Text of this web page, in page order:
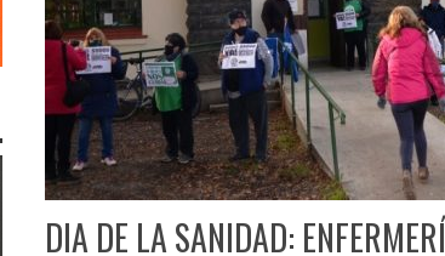
DIA DE LA SANIDAD: